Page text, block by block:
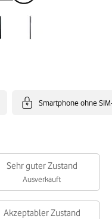
Smartphone ohne
Sehr guter Zustand
Ausverkauft
Akzeptabler Zustand